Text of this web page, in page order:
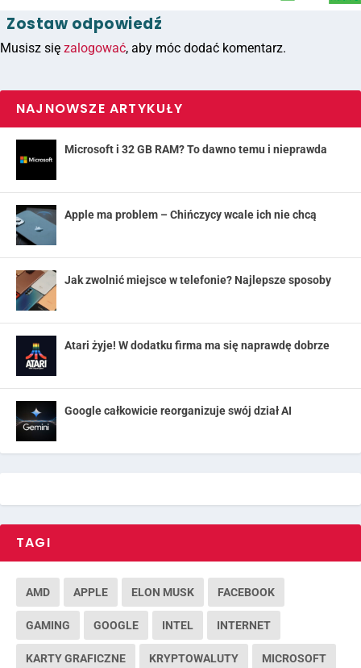
Zostaw odpowiedź
Musisz się zalogować, aby móc dodać komentarz.
NAJNOWSZE ARTYKUŁY
Microsoft i 32 GB RAM? To dawno temu i nieprawda
Apple ma problem – Chińczycy wcale ich nie chcą
Jak zwolnić miejsce w telefonie? Najlepsze sposoby
Atari żyje! W dodatku firma ma się naprawdę dobrze
Google całkowicie reorganizuje swój dział AI
TAGI
AMD APPLE ELON MUSK FACEBOOK
GAMING GOOGLE INTEL INTERNET
KARTY GRAFICZNE KRYPTOWALUTY MICROSOFT